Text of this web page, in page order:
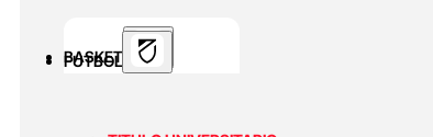
BASKET
FUTBOL